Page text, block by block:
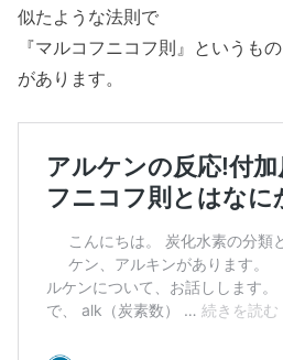
似たような法則で
『マルコフニコフ則』というもの
があります。